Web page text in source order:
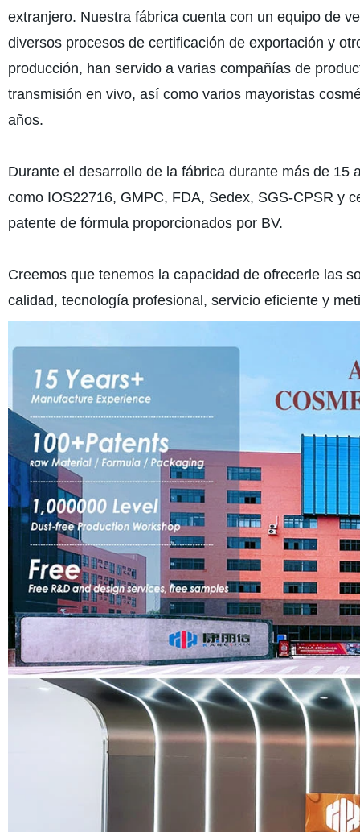
extranjero. Nuestra fábrica cuenta con un equipo de
diversos procesos de certificación de exportación y
producción, han servido a varias compañías de
transmisión en vivo, así como varios mayoristas
años.
Durante el desarrollo de la fábrica durante más de
como IOS22716, GMPC, FDA, Sedex, SGS-CPSR y
patente de fórmula proporcionados por BV.
Creemos que tenemos la capacidad de ofrecerle las
calidad, tecnología profesional, servicio eficiente y